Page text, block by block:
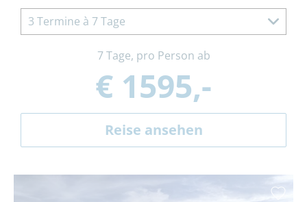
3 Termine à 7 Tage
7 Tage, pro Person ab
€ 1595,-
Reise ansehen